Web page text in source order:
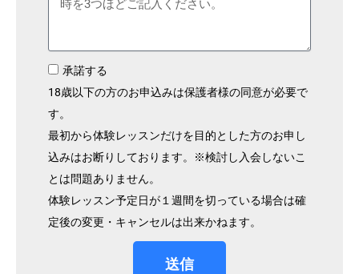
承諾する
18歳以下の方のお申込みは保護者様の同意が必要で
す。
最初から体験レッスンだけを目的とした方のお申し
込みはお断りしております。※検討し入会しないこ
とは問題ありません。
体験レッスン予定日が１週間を切っている場合は確
定後の変更・キャンセルは出来かねます。
送信